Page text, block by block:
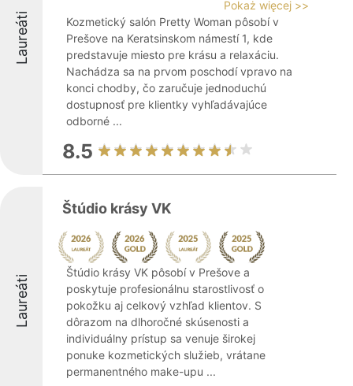
Laureáti
Pokaż więcej >>
Kozmetický salón Pretty Woman pôsobí v
Prešove na Keratsinskom námestí 1, kde
predstavuje miesto pre krásu a relaxáciu.
Nachádza sa na prvom poschodí vpravo na
konci chodby, čo zaručuje jednoduchú
dostupnosť pre klientky vyhľadávajúce
odborné ...
8.5
Laureáti
Štúdio krásy VK
Štúdio krásy VK pôsobí v Prešove a
poskytuje profesionálnu starostlivosť o
pokožku aj celkový vzhľad klientov. S
dôrazom na dlhoročné skúsenosti a
individuálny prístup sa venuje širokej
ponuke kozmetických služieb, vrátane
permanentného make-upu ...